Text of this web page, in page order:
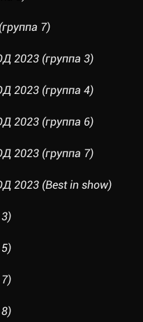
7)
(группа 3)
(группа 4)
(группа 6)
(группа 7)
(Best in show)